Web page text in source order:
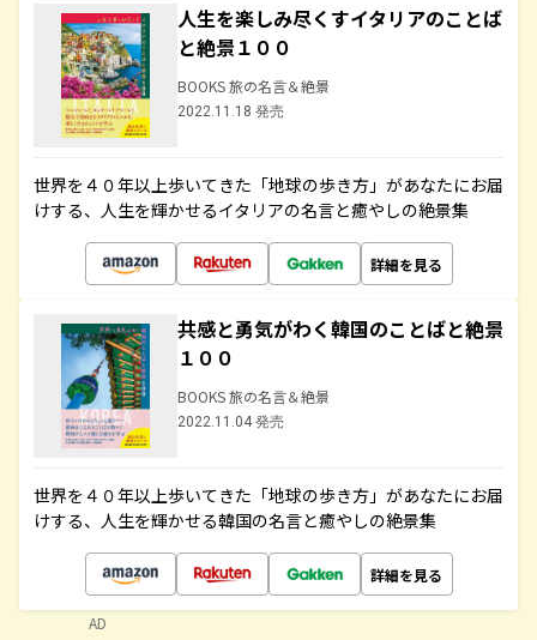
人生を楽しみ尽くすイタリアのことば
と絶景１００
BOOKS 旅の名言＆絶景
2022.11.18 発売
世界を４０年以上歩いてきた「地球の歩き方」があなたにお届
けする、人生を輝かせるイタリアの名言と癒やしの絶景集
詳細を見る
共感と勇気がわく韓国のことばと絶景
１００
BOOKS 旅の名言＆絶景
2022.11.04 発売
世界を４０年以上歩いてきた「地球の歩き方」があなたにお届
けする、人生を輝かせる韓国の名言と癒やしの絶景集
詳細を見る
AD